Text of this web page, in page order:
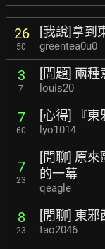
26
50
[我說]拿到
greentea0u0
3
7
[問題] 兩
louis20
7
60
[心得] 『
lyo1014
7
23
[閒聊] 原
的一幕
qeagle
8
23
[閒聊] 東
tao2046